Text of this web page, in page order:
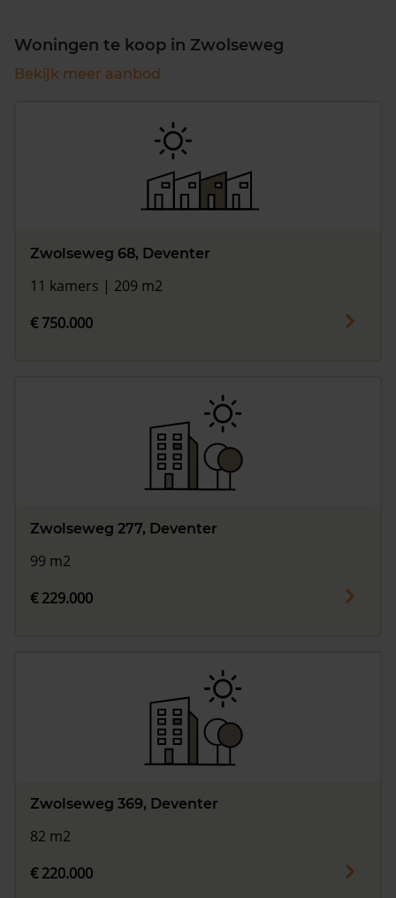
Woningen te koop in Zwolseweg
Bekijk meer aanbod
Zwolseweg 68, Deventer
11 kamers | 209 m2
€ 750.000
Zwolseweg 277, Deventer
99 m2
€ 229.000
Zwolseweg 369, Deventer
82 m2
€ 220.000